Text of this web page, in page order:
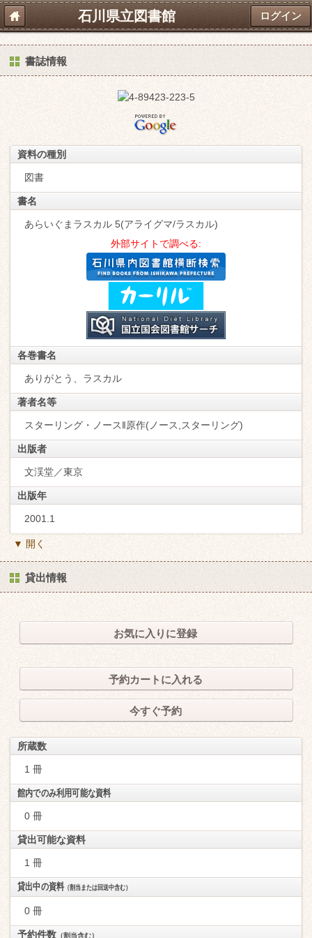
石川県立図書館 ログイン
書誌情報
資料の種別
図書
書名
あらいぐまラスカル 5(アライグマ/ラスカル)
外部サイトで調べる:
各巻書名
ありがとう、ラスカル
著者名等
スターリング・ノース‖原作(ノース,スターリング)
出版者
文渓堂／東京
出版年
2001.1
▼ 開く
貸出情報
お気に入りに登録
予約カートに入れる
今すぐ予約
所蔵数
1 冊
館内でのみ利用可能な資料
0 冊
貸出可能な資料
1 冊
貸出中の資料（割当または回送中含む）
0 冊
予約件数 （割当含む）